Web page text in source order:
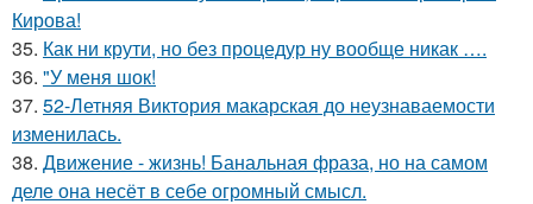
Кирова!
35. Как ни крути, но без процедур ну вообще никак ….
36. "У меня шок!
37. 52-Летняя Виктория макарская до неузнаваемости
изменилась.
38. Движение - жизнь! Банальная фраза, но на самом
деле она несёт в себе огромный смысл.